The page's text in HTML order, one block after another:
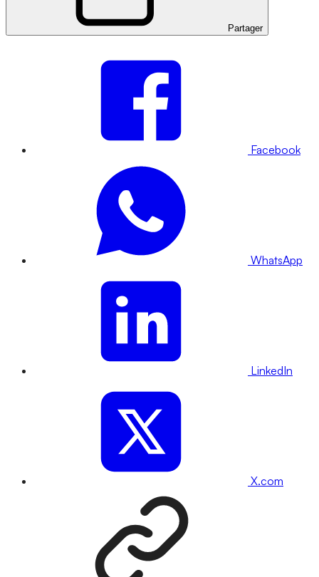
Partager
Facebook
WhatsApp
LinkedIn
X.com